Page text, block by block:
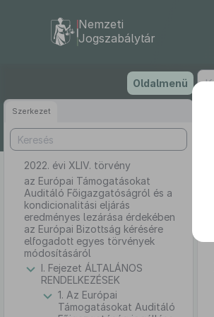
tartalomra
Nemzeti
Jogszabálytár
Oldalmenü
Szerkezet
2022. évi XLIV. törvény
az Európai Támogatásokat
Auditáló Főigazgatóságról és a
kondicionalitási eljárás
eredményes lezárása érdekében
az Európai Bizottság kérésére
elfogadott egyes törvények
módosításáról
I. Fejezet ÁLTALÁNOS
RENDELKEZÉSEK
1. Az Európai
Támogatásokat Auditáló